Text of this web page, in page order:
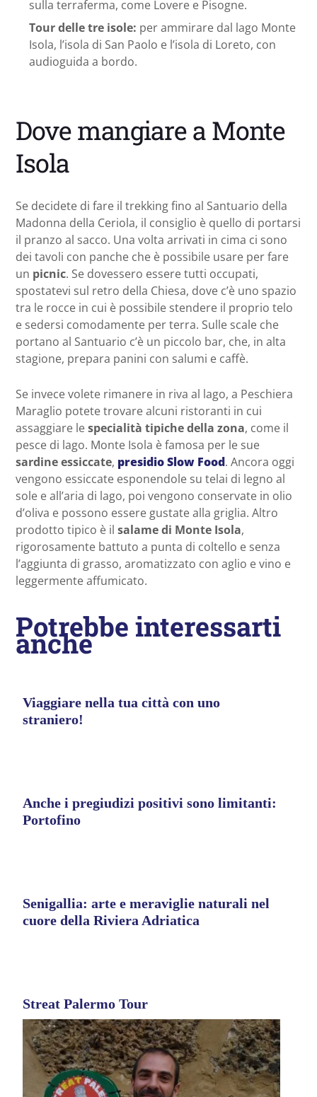
sulla terraferma, come Lovere e Pisogne.
Tour delle tre isole: per ammirare dal lago Monte
Isola, l’isola di San Paolo e l’isola di Loreto, con
audioguida a bordo.
Dove mangiare a Monte
Isola
Se decidete di fare il trekking fino al Santuario della
Madonna della Ceriola, il consiglio è quello di portarsi
il pranzo al sacco. Una volta arrivati in cima ci sono
dei tavoli con panche che è possibile usare per fare
un picnic. Se dovessero essere tutti occupati,
spostatevi sul retro della Chiesa, dove c’è uno spazio
tra le rocce in cui è possibile stendere il proprio telo
e sedersi comodamente per terra. Sulle scale che
portano al Santuario c’è un piccolo bar, che, in alta
stagione, prepara panini con salumi e caffè.
Se invece volete rimanere in riva al lago, a Peschiera
Maraglio potete trovare alcuni ristoranti in cui
assaggiare lespecialità tipiche della zona, come il
pesce di lago. Monte Isola è famosa per le sue
sardine essiccate, presidio Slow Food. Ancora oggi
vengono essiccate esponendole su telai di legno al
sole e all’aria di lago, poi vengono conservate in olio
d’oliva e possono essere gustate alla griglia. Altro
prodotto tipico è il salame di Monte Isola,
rigorosamente battuto a punta di coltello e senza
l’aggiunta di grasso, aromatizzato con aglio e vino e
leggermente affumicato.
Potrebbe interessarti
anche
Viaggiare nella tua città con uno
straniero!
Anche i pregiudizi positivi sono limitanti:
Portofino
Senigallia: arte e meraviglie naturali nel
cuore della Riviera Adriatica
Streat Palermo Tour